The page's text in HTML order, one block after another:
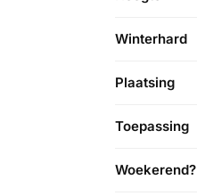
Winterhard
Plaatsing
Toepassing
Woekerend?